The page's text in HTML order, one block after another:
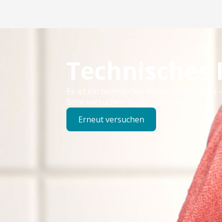
Technisches
Es ist ein technischer Fehler aufgetreten
Bitte versuchen Sie es später erneut.
Erneut versuchen